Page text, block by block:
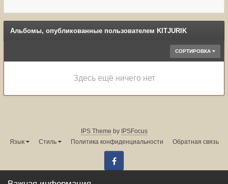
Альбомы, опубликованные пользователем KITJURIK
СОРТИРОВКА
Здесь ещё ничего нет
IPS Theme by IPSFocus
Язык
Стиль Политика конфиденциальности Обратная связь
Администрация форума: